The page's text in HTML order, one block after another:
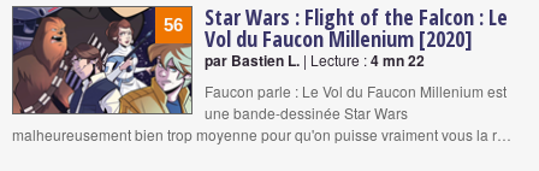
56 Star Wars : Flight of the Falcon : Le
Vol du Faucon Millenium [2020]
par Bastien L. | Lecture :4 mn 22
Faucon parle : Le Vol du Faucon Millenium est
une bande-dessinée Star Wars
malheureusement bien trop moyenne pour qu'on puisse vraiment vous la r…